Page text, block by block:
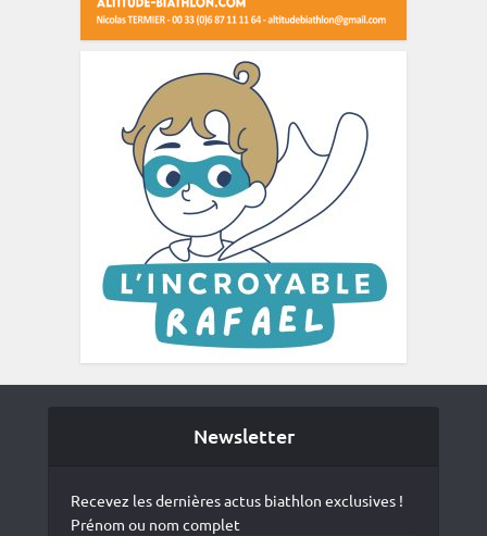
Newsletter
Recevez les dernières actus biathlon exclusives !
Prénom ou nom complet